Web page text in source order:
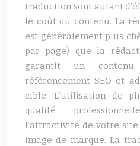
traduction sont autant
le coût du contenu. La
est généralement plus
par page) que la
garantit un
référencement SEO et
cible. L’utilisation de
qualité
l’attractivité de votre
image de marque. La